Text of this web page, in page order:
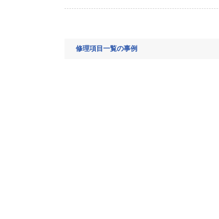
修理項目一覧の事例